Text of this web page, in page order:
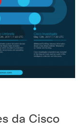
da Cisco